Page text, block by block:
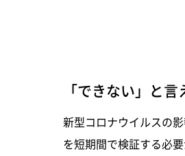
「できない」と
新型コロナウイルスの
を短期間で検証する必要